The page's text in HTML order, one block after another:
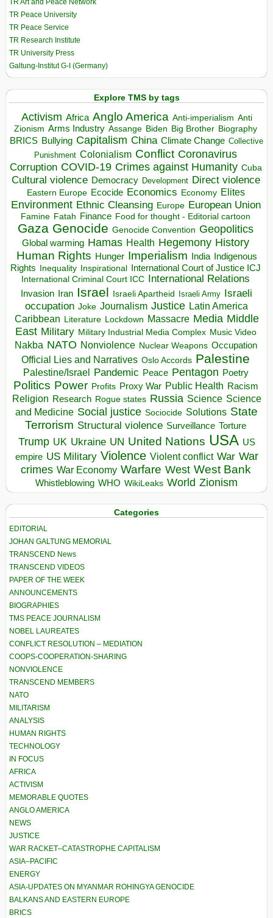
TR Art and Peace Network
TR Peace University
TR Peace Service
TR Research Institute
TR University Press
Galtung-Institut G-I (Germany)
Explore TMS by tags
Activism Africa Anglo America Anti-imperialism Anti
Zionism Arms Industry Assange Biden Big Brother Biography
BRICS Bullying Capitalism China Climate Change Collective
Punishment Colonialism Conflict Coronavirus
Corruption COVID-19 Crimes against Humanity Cuba
Cultural violence Democracy Development Direct violence
Eastern Europe Ecocide Economics Economy Elites
Environment Ethnic Cleansing Europe European Union
Famine Fatah Finance Food for thought - Editorial cartoon
Gaza Genocide Genocide Convention Geopolitics
Global warming Hamas Health Hegemony History
Human Rights Hunger Imperialism India Indigenous
Rights Inequality Inspirational
International Court of Justice ICJ
International Criminal Court ICC International Relations
Invasion Iran Israel Israeli Apartheid Israeli Army Israeli
occupation Joke Journalism Justice Latin America
Caribbean Literature Lockdown Massacre Media Middle
East Military Military Industrial Media Complex Music Video
Nakba NATO Nonviolence Nuclear Weapons Occupation
Official Lies and Narratives Oslo Accords Palestine
Palestine/Israel Pandemic Peace Pentagon Poetry
Politics Power Profits Proxy War Public Health Racism
Religion Research Rogue states Russia Science Science
and Medicine Social justice Sociocide Solutions State
Terrorism Structural violence Surveillance Torture
Trump UK Ukraine UN United Nations USA US
empire US Military Violence Violent conflict War War
crimes War Economy Warfare West West Bank
Whistleblowing WHO WikiLeaks World Zionism
Categories
EDITORIAL
JOHAN GALTUNG MEMORIAL
TRANSCEND News
TRANSCEND VIDEOS
PAPER OF THE WEEK
ANNOUNCEMENTS
BIOGRAPHIES
TMS PEACE JOURNALISM
NOBEL LAUREATES
CONFLICT RESOLUTION – MEDIATION
COOPS-COOPERATION-SHARING
NONVIOLENCE
TRANSCEND MEMBERS
NATO
MILITARISM
ANALYSIS
HUMAN RIGHTS
TECHNOLOGY
IN FOCUS
AFRICA
ACTIVISM
MEMORABLE QUOTES
ANGLO AMERICA
NEWS
JUSTICE
WAR RACKET–CATASTROPHE CAPITALISM
ASIA–PACIFIC
ENERGY
ASIA-UPDATES ON MYANMAR ROHINGYA GENOCIDE
BALKANS AND EASTERN EUROPE
BRICS